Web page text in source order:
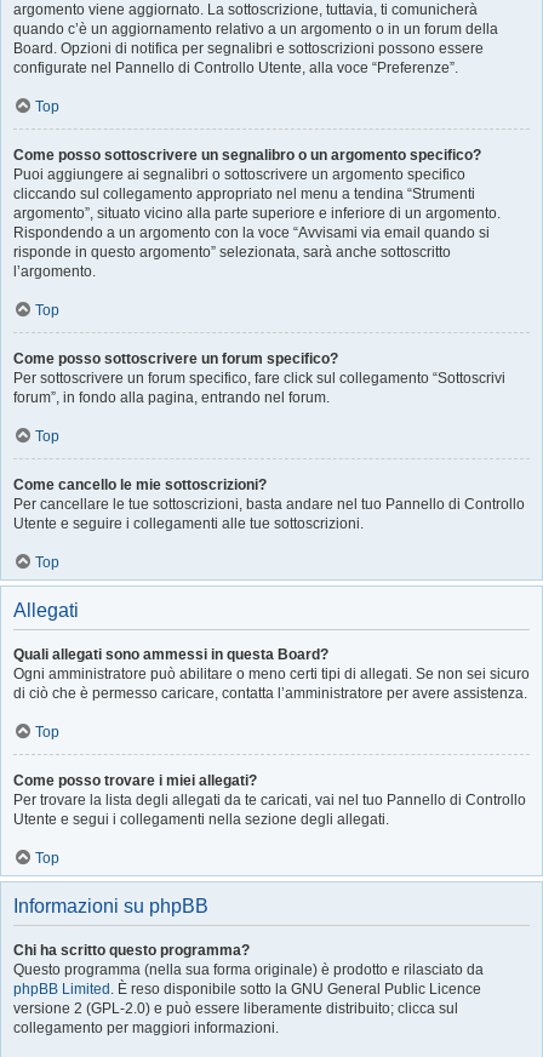
argomento viene aggiornato. La sottoscrizione, tuttavia, ti comunicherà
quando c’è un aggiornamento relativo a un argomento o in un forum della
Board. Opzioni di notifica per segnalibri e sottoscrizioni possono essere
configurate nel Pannello di Controllo Utente, alla voce “Preferenze”.
Top
Come posso sottoscrivere un segnalibro o un argomento specifico?
Puoi aggiungere ai segnalibri o sottoscrivere un argomento specifico
cliccando sul collegamento appropriato nel menu a tendina “Strumenti
argomento”, situato vicino alla parte superiore e inferiore di un argomento.
Rispondendo a un argomento con la voce “Avvisami via email quando si
risponde in questo argomento” selezionata, sarà anche sottoscritto
l’argomento.
Top
Come posso sottoscrivere un forum specifico?
Per sottoscrivere un forum specifico, fare click sul collegamento “Sottoscrivi
forum”, in fondo alla pagina, entrando nel forum.
Top
Come cancello le mie sottoscrizioni?
Per cancellare le tue sottoscrizioni, basta andare nel tuo Pannello di Controllo
Utente e seguire i collegamenti alle tue sottoscrizioni.
Top
Allegati
Quali allegati sono ammessi in questa Board?
Ogni amministratore può abilitare o meno certi tipi di allegati. Se non sei sicuro
di ciò che è permesso caricare, contatta l’amministratore per avere assistenza.
Top
Come posso trovare i miei allegati?
Per trovare la lista degli allegati da te caricati, vai nel tuo Pannello di Controllo
Utente e segui i collegamenti nella sezione degli allegati.
Top
Informazioni su phpBB
Chi ha scritto questo programma?
Questo programma (nella sua forma originale) è prodotto e rilasciato da
phpBB Limited . È reso disponibile sotto la GNU General Public Licence
versione 2 (GPL-2.0) e può essere liberamente distribuito; clicca sul
collegamento per maggiori informazioni.